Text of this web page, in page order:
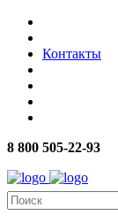
Контакты
8 800 505-22-93